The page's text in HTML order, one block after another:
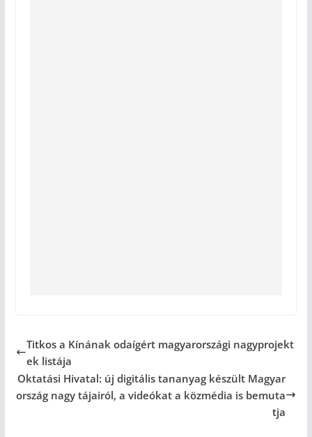
Titkos a Kínának odaígért magyarországi nagyprojekt
ek listája
Oktatási Hivatal: új digitális tananyag készült Magyar
ország nagy tájairól, a videókat a közmédia is bemuta
tja